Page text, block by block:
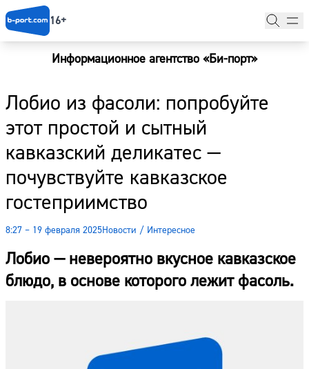
16+
Информационное агентство «Би-порт»
Лобио из фасоли: попробуйте
этот простой и сытный
кавказский деликатес —
почувствуйте кавказское
гостеприимство
8:27 – 19 февраля 2025Новости / Интересное
Лобио — невероятно вкусное кавказское
блюдо, в основе которого лежит фасоль.
Новости
Наши гости
Фоторепортажи
Погода
Курсы валют